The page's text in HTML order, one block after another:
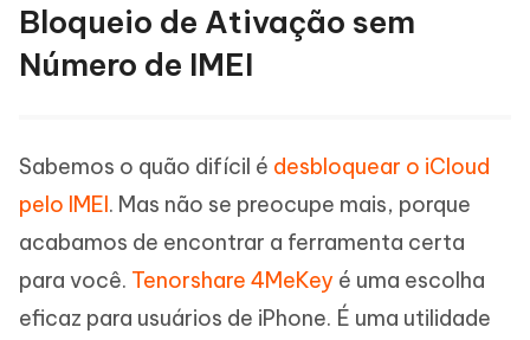
Bloqueio de Ativação sem
Número de IMEI
Sabemos o quão difícil é desbloquear o iCloud
pelo IMEI. Mas não se preocupe mais, porque
acabamos de encontrar a ferramenta certa
para você. Tenorshare 4MeKey é uma escolha
eficaz para usuários de iPhone. É uma utilidade